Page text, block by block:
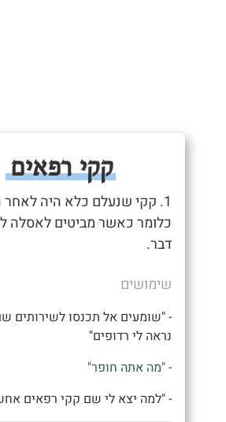
קקי רפאים
1. קקי שנעלם כלא היה
כלומר כאשר מביטים לאסלה
דבר.
שימושים
- "שומעים אל תכנסו לשירותים
נראה לי רדופים"
- "מה אתה חופר"
- "למה יצא לי שם קקי רפאים